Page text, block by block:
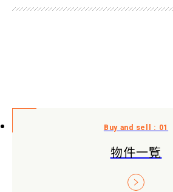
物件一覧